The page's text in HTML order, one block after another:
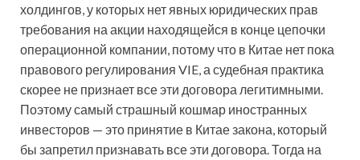
холдингов, у которых нет явных юридических прав
требования на акции находящейся в конце цепочки
операционной компании, потому что в Китае нет пока
правового регулирования VIE, а судебная практика
скорее не признает все эти договора легитимными.
Поэтому самый страшный кошмар иностранных
инвесторов — это принятие в Китае закона, который
бы запретил признавать все эти договора. Тогда на